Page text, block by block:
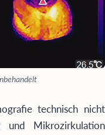
technisch nicht
und Mikrozirkulation